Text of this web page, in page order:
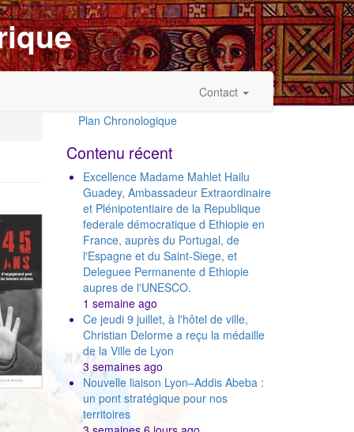
Contact
Plan Chronologique
Contenu récent
Excellence Madame Mahlet Hailu
Guadey, Ambassadeur Extraordinaire
et Plénipotentiaire de la Republique
federale démocratique d Ethiopie en
France, auprès du Portugal, de
l'Espagne et du Saint-Siege, et
Deleguee Permanente d Ethiopie
aupres de l'UNESCO.
1 semaine ago
Ce jeudi 9 juillet, à l'hôtel de ville,
Christian Delorme a reçu la médaille
de la Ville de Lyon
3 semaines ago
Nouvelle liaison Lyon–Addis Abeba :
un pont stratégique pour nos
territoires